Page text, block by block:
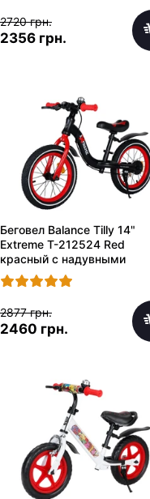
2720 грн.
2356 грн.
Беговел Balance Tilly 14"
Extreme T-212524 Red
красный с надувными
колесами
2877 грн.
2460 грн.